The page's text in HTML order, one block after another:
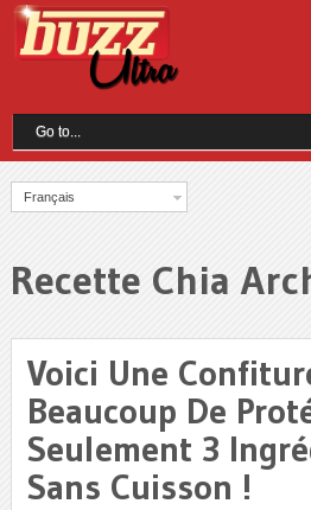
Français
Recette Chia
Voici Une
Beaucoup De
Seulement 3
Sans Cuisson !